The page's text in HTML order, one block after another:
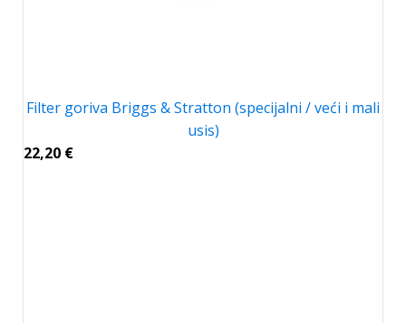
Filter goriva Briggs & Stratton (specijalni / veći i mali
usis)
22,20 €